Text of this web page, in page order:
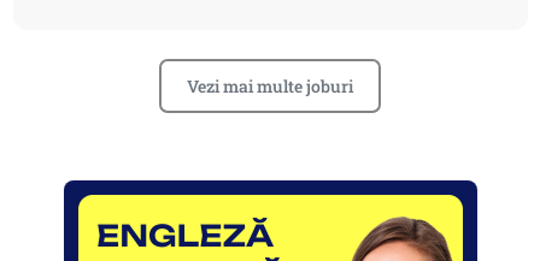
Vezi mai multe joburi